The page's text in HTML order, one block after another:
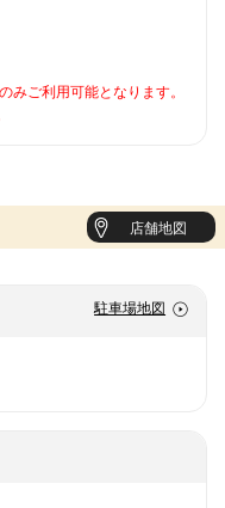
みご利用可能となります。
店舗地図
駐車場地図